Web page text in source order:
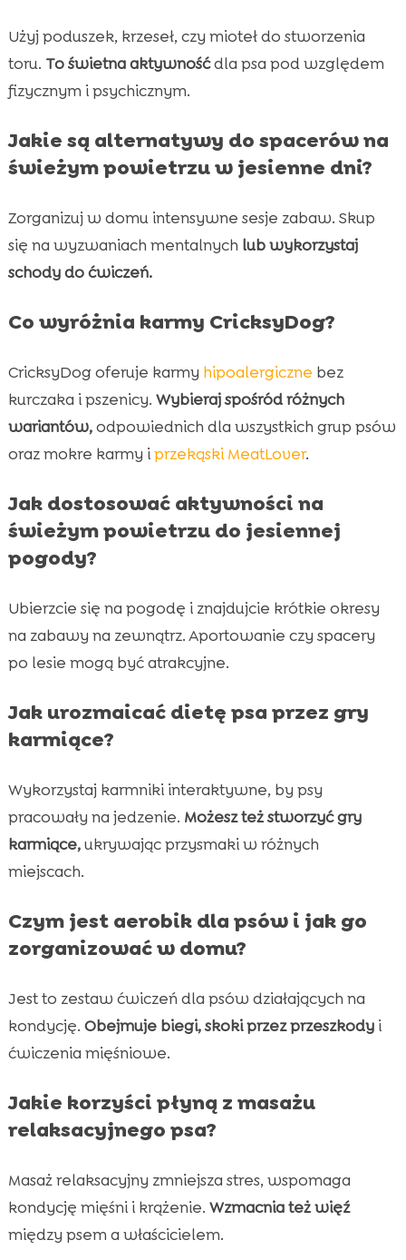
Użyj poduszek, krzeseł, czy mioteł do stworzenia
toru. To świetna aktywnośćdla psa pod względem
fizycznym i psychicznym.
Jakie są alternatywy do spacerów na
świeżym powietrzu w jesienne dni?
Zorganizuj w domu intensywne sesje zabaw. Skup
się na wyzwaniach mentalnych lub wykorzystaj
schody do ćwiczeń.
Co wyróżnia karmy CricksyDog?
CricksyDog oferuje karmy hipoalergiczne bez
kurczaka i pszenicy. Wybieraj spośród różnych
wariantów,odpowiednich dla wszystkich grup psów
oraz mokre karmy iprzekąski MeatLover.
Jak dostosować aktywności na
świeżym powietrzu do jesiennej
pogody?
Ubierzcie się na pogodę i znajdujcie krótkie okresy
na zabawy na zewnątrz. Aportowanie czy spacery
po lesie mogą być atrakcyjne.
Jak urozmaicać dietę psa przez gry
karmiące?
Wykorzystaj karmniki interaktywne, by psy
pracowały na jedzenie. Możesz też stworzyć gry
karmiące,ukrywając przysmaki w różnych
miejscach.
Czym jest aerobik dla psów i jak go
zorganizować w domu?
Jest to zestaw ćwiczeń dla psów działających na
kondycję. Obejmuje biegi, skoki przez przeszkodyi
ćwiczenia mięśniowe.
Jakie korzyści płyną z masażu
relaksacyjnego psa?
Masaż relaksacyjny zmniejsza stres, wspomaga
kondycję mięśni i krążenie. Wzmacnia też więź
między psem a właścicielem.